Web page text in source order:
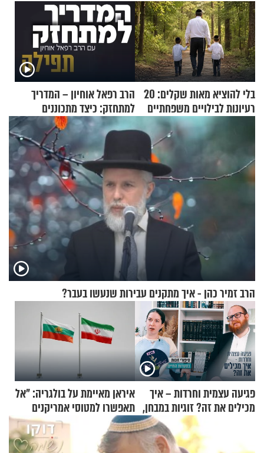
בלי להוציא מאות שקלים: 20
רעיונות לבילויים משפחתיים
כמעט בחינם
הרב רפאל אוחיון – המדריך
למתחזק: כיצד מתכוננים
לתפילה?
הרב זמיר כהן - איך מתקנים עבירות שנעשו בעבר?
פגיעה עצמית וחרדות – איך
מכילים את זה? זוגיות במבחן,
הפעם עם יהודית ואלתר כהן
איראן מאיימת על בולגריה: "אל
תאפשרו למטוסי אמריקנים
להמריא מהשטח שלכם"